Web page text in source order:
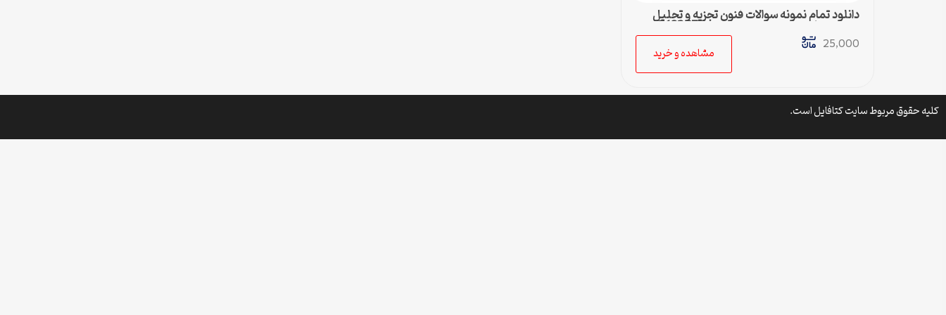
دانلود تمام نمونه سوالات فنون تجزیه و تحلیل
سیستم ها رشته مدیریت صننعتی کد 1218267
پیام نور
25,000
مشاهده و خرید
کلیه حقوق مربوط سایت کتافایل است.